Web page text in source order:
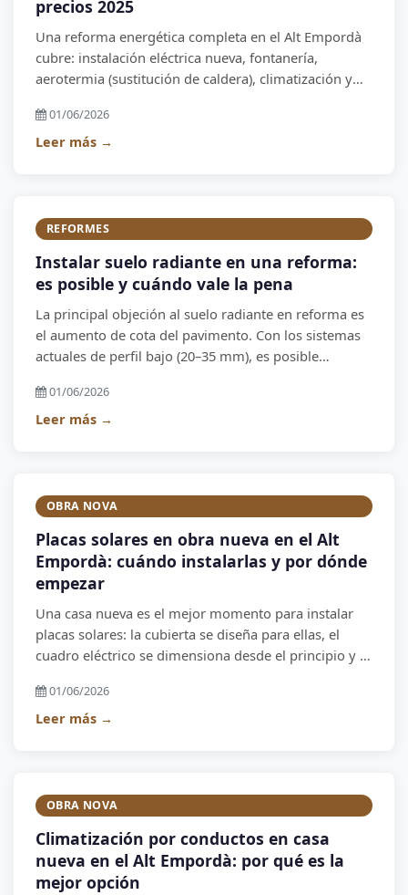
precios 2025
Una reforma energética completa en el Alt Empordà
cubre: instalación eléctrica nueva, fontanería,
aerotermia (sustitución de caldera), climatización y
01/06/2026
Leer más →
REFORMES
Instalar suelo radiante en una reforma:
es posible y cuándo vale la pena
La principal objeción al suelo radiante en reforma es
el aumento de cota del pavimento. Con los sistemas
actuales de perfil bajo (20–35 mm), es posible
01/06/2026
Leer más →
OBRA NOVA
Placas solares en obra nueva en el Alt
Empordà: cuándo instalarlas y por dónde
empezar
Una casa nueva es el mejor momento para instalar
placas solares: la cubierta se diseña para ellas, el
cuadro eléctrico se dimensiona desde el principio y el
01/06/2026
Leer más →
OBRA NOVA
Climatización por conductos en casa
nueva en el Alt Empordà: por qué es la
mejor opción